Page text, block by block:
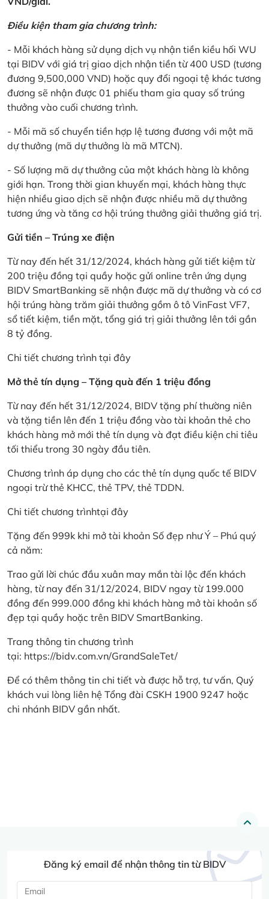
Điều kiện tham gia chương trình:
- Mỗi khách hàng sử dụng dịch vụ nhận tiền kiều hối WU
tại BIDV với giá trị giao dịch nhận tiền từ 400 USD (tương
đương 9,500,000 VND) hoặc quy đổi ngoại tệ khác tương
đương sẽ nhận được 01 phiếu tham gia quay số trúng
thưởng vào cuối chương trình.
- Mỗi mã số chuyển tiền hợp lệ tương đương với một mã
dự thưởng (mã dự thưởng là mã MTCN).
- Số lượng mã dự thưởng của một khách hàng là không
giới hạn. Trong thời gian khuyến mại, khách hàng thực
hiện nhiều giao dịch sẽ nhận được nhiều mã dự thưởng
tương ứng và tăng cơ hội trúng thưởng giải thưởng giá trị.
Gửi tiền – Trúng xe điện
Từ nay đến hết 31/12/2024, khách hàng gửi tiết kiệm từ
200 triệu đồng tại quầy hoặc gửi online trên ứng dụng
BIDV SmartBanking sẽ nhận được mã dự thưởng và có cơ
hội trúng hàng trăm giải thưởng gồm ô tô VinFast VF7,
sổ tiết kiệm, tiền mặt, tổng giá trị giải thưởng lên tới gần
8 tỷ đồng.
Chi tiết chương trình tại đây
Mở thẻ tín dụng – Tặng quà đến 1 triệu đồng
Từ nay đến hết 31/12/2024, BIDV tặng phí thường niên
và tặng tiền lên đến 1 triệu đồng vào tài khoản thẻ cho
khách hàng mở mới thẻ tín dụng và đạt điều kiện chi tiêu
tối thiểu trong 30 ngày đầu tiên.
Chương trình áp dụng cho các thẻ tín dụng quốc tế BIDV
ngoại trừ thẻ KHCC, thẻ TPV, thẻ TDDN.
Chi tiết chương trìnhtại đây
Tặng đến 999k khi mở tài khoản Số đẹp như Ý – Phú quý
cả năm:
Trao gửi lời chúc đầu xuân may mắn tài lộc đến khách
hàng, từ nay đến 31/12/2024, BIDV ngay từ 199.000
đồng đến 999.000 đồng khi khách hàng mở tài khoản số
đẹp tại quầy hoặc trên BIDV SmartBanking.
Trang thông tin chương trình
tại: https://bidv.com.vn/GrandSaleTet/
Để có thêm thông tin chi tiết và được hỗ trợ, tư vấn, Quý
khách vui lòng liên hệ Tổng đài CSKH 1900 9247 hoặc
chi nhánh BIDV gần nhất.
Đăng ký email để nhận thông tin từ BIDV